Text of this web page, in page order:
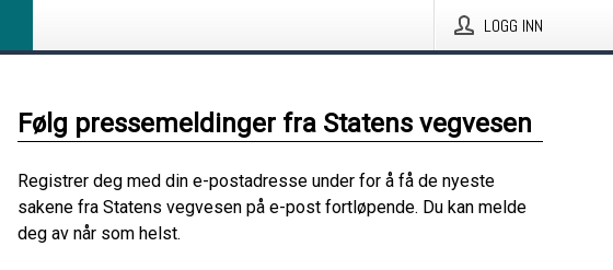
LOGG INN
Følg pressemeldinger fra Statens vegvesen
Registrer deg med din e-postadresse under for å få de nyeste
sakene fra Statens vegvesen på e-post fortløpende. Du kan melde
deg av når som helst.